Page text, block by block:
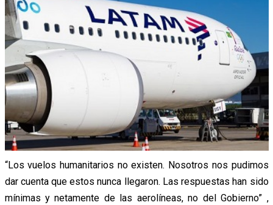
“Los vuelos humanitarios no existen. Nosotros nos pudimos
dar cuenta que estos nunca llegaron. Las respuestas han sido
mínimas y netamente de las aerolíneas, no del Gobierno” ,